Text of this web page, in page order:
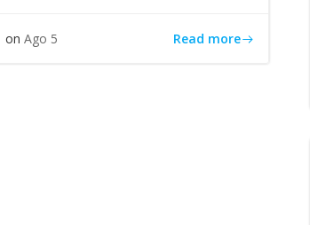
on Ago 5 Read more